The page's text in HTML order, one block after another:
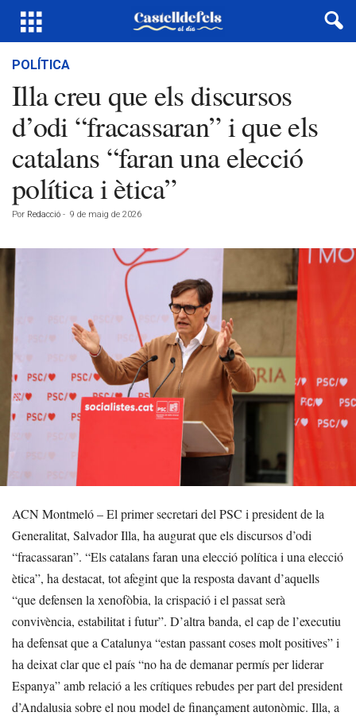
POLÍTICA
Illa creu que els discursos
d’odi “fracassaran” i que els
catalans “faran una elecció
política i ètica”
Por Redacció - 9 de maig de 2026
ACN Montmeló – El primer secretari del PSC i president de la
Generalitat, Salvador Illa, ha augurat que els discursos d’odi
“fracassaran”. “Els catalans faran una elecció política i una elecció
ètica”, ha destacat, tot afegint que la resposta davant d’aquells
“que defensen la xenofòbia, la crispació i el passat serà
convivència, estabilitat i futur”. D’altra banda, el cap de l’executiu
ha defensat que a Catalunya “estan passant coses molt positives” i
ha deixat clar que el país “no ha de demanar permís per liderar
Espanya” amb relació a les crítiques rebudes per part del president
d’Andalusia sobre el nou model de finançament autonòmic. Illa, a